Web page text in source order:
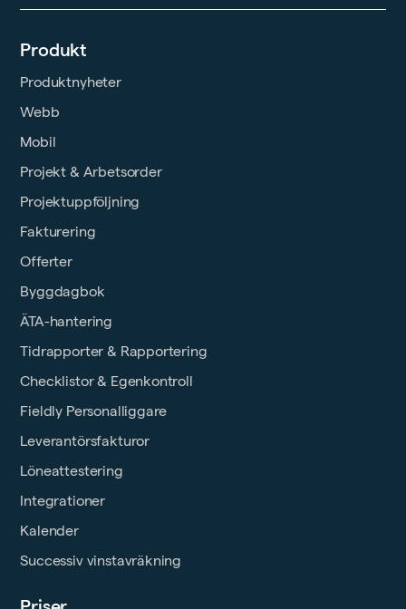
Produkt
Produktnyheter
Webb
Mobil
Projekt & Arbetsorder
Projektuppföljning
Fakturering
Offerter
Byggdagbok
ÄTA-hantering
Tidrapporter & Rapportering
Checklistor & Egenkontroll
Fieldly Personalliggare
Leverantörsfakturor
Löneattestering
Integrationer
Kalender
Successiv vinstavräkning